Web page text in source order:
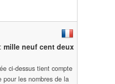
mille neuf cent deux
ci-dessus tient compte
pour les nombres de la